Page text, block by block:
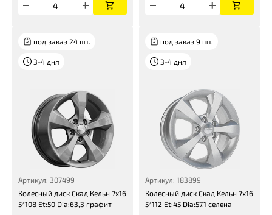
под заказ 24 шт.
3-4 дня
Артикул: 307499
Колесный диск Скад Кельн 7x16
5*108 Et:50 Dia:63,3 графит
под заказ 9 шт.
3-4 дня
Артикул: 183899
Колесный диск Скад Кельн 7x16
5*112 Et:45 Dia:57,1 селена